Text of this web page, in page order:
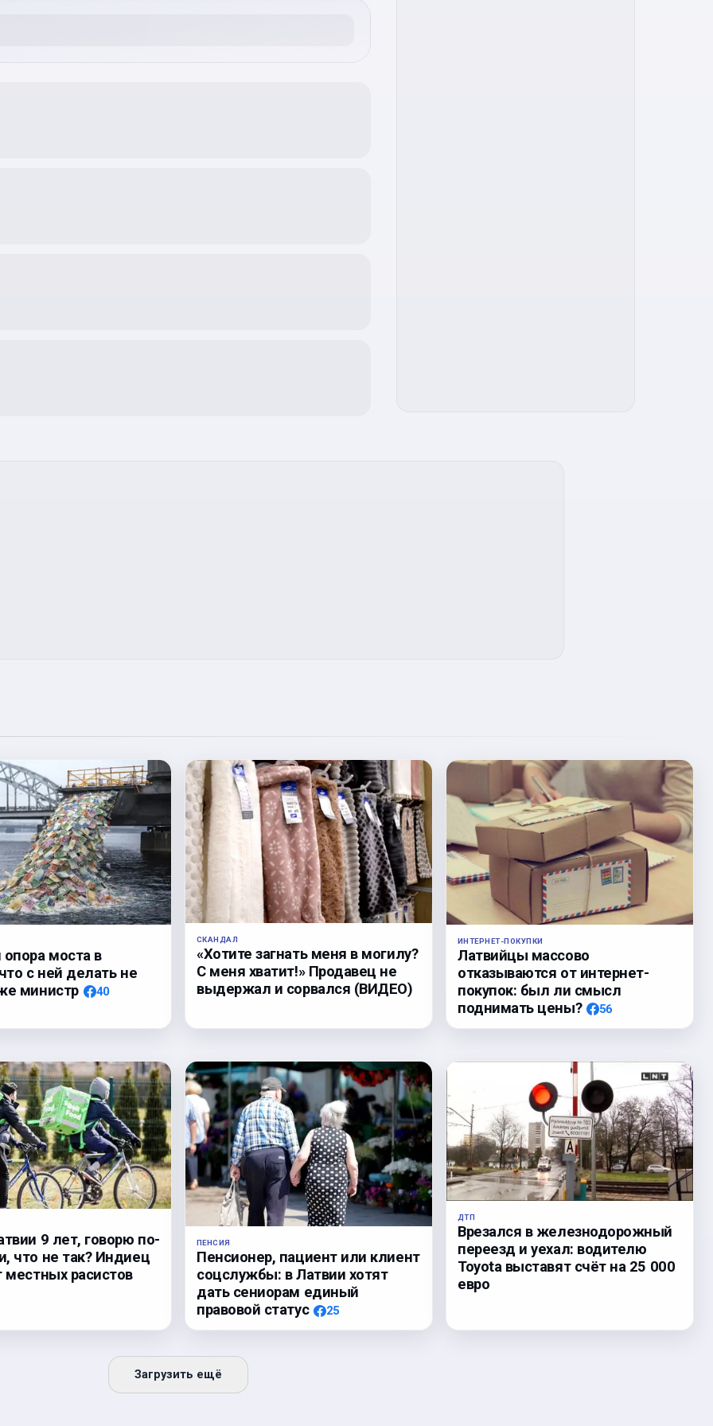
опора моста в
с ней делать не
министр
40
СКАНДАЛ
«Хотите загнать меня в могилу?
С меня хватит!» Продавец не
выдержал и сорвался (ВИДЕО)
ИНТЕРНЕТ-ПОКУПКИ
Латвийцы массово
отказываются от интернет-
покупок: был ли смысл
поднимать цены?
56
9 лет, говорю по-
что не так? Индиец
местных расистов
ПЕНСИЯ
Пенсионер, пациент или клиент
соцслужбы: в Латвии хотят
дать сениорам единый
правовой статус
25
ДТП
Врезался в железнодорожный
переезд и уехал: водителю
Toyota выставят счёт на 25 000
евро
Загрузить ещё